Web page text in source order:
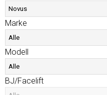
Marke
Modell
BJ/Facelift